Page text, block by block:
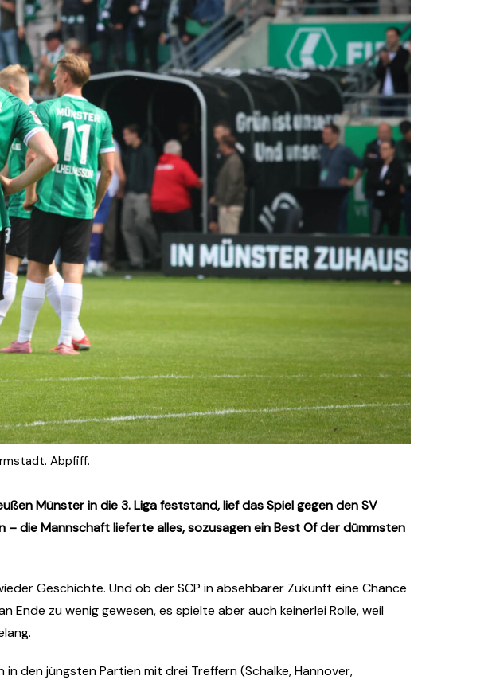
Abpfiff.
Münster in die 3. Liga feststand, lief das Spiel gegen den SV
– die Mannschaft lieferte alles, sozusagen ein Best Of der dümmsten
Geschichte. Und ob der SCP in absehbarer Zukunft eine Chance
Ende zu wenig gewesen, es spielte aber auch keinerlei Rolle, weil
den jüngsten Partien mit drei Treffern (Schalke, Hannover,